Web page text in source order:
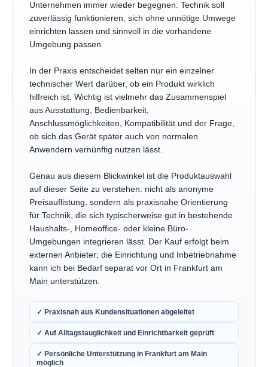
Unternehmen immer wieder begegnen: Technik soll
zuverlässig funktionieren, sich ohne unnötige Umwege
einrichten lassen und sinnvoll in die vorhandene
Umgebung passen.
In der Praxis entscheidet selten nur ein einzelner
technischer Wert darüber, ob ein Produkt wirklich
hilfreich ist. Wichtig ist vielmehr das Zusammenspiel
aus Ausstattung, Bedienbarkeit,
Anschlussmöglichkeiten, Kompatibilität und der Frage,
ob sich das Gerät später auch von normalen
Anwendern vernünftig nutzen lässt.
Genau aus diesem Blickwinkel ist die Produktauswahl
auf dieser Seite zu verstehen: nicht als anonyme
Preisauflistung, sondern als praxisnahe Orientierung
für Technik, die sich typischerweise gut in bestehende
Haushalts-, Homeoffice- oder kleine Büro-
Umgebungen integrieren lässt. Der Kauf erfolgt beim
externen Anbieter; die Einrichtung und Inbetriebnahme
kann ich bei Bedarf separat vor Ort in Frankfurt am
Main unterstützen.
✓ Praxisnah aus Kundensituationen abgeleitet
✓ Auf Alltagstauglichkeit und Einrichtbarkeit geprüft
✓ Persönliche Unterstützung in Frankfurt am Main
möglich